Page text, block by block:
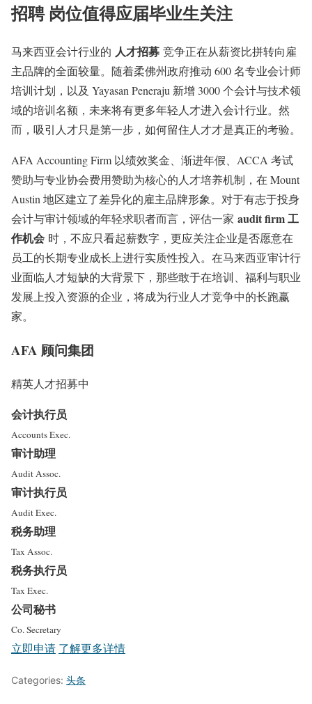
招聘 岗位值得应届毕业生关注
马来西亚会计行业的 人才招募 竞争正在从薪资比拼转向雇
主品牌的全面较量。随着柔佛州政府推动 600 名专业会计师
培训计划，以及 Yayasan Peneraju 新增 3000 个会计与技术领
域的培训名额，未来将有更多年轻人才进入会计行业。然
而，吸引人才只是第一步，如何留住人才才是真正的考验。
AFA Accounting Firm 以绩效奖金、渐进年假、ACCA 考试
赞助与专业协会费用赞助为核心的人才培养机制，在 Mount
Austin 地区建立了差异化的雇主品牌形象。对于有志于投身
会计与审计领域的年轻求职者而言，评估一家 audit firm 工
作机会 时，不应只看起薪数字，更应关注企业是否愿意在
员工的长期专业成长上进行实质性投入。在马来西亚审计行
业面临人才短缺的大背景下，那些敢于在培训、福利与职业
发展上投入资源的企业，将成为行业人才竞争中的长跑赢
家。
AFA 顾问集团
精英人才招募中
会计执行员
Accounts Exec.
审计助理
Audit Assoc.
审计执行员
Audit Exec.
税务助理
Tax Assoc.
税务执行员
Tax Exec.
公司秘书
Co. Secretary
立即申请 了解更多详情
Categories: 头条